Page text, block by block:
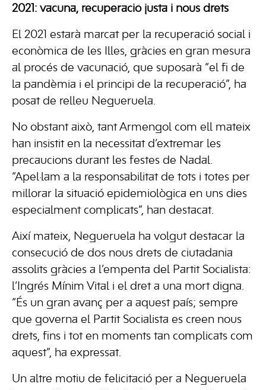
2021: vacuna, recuperació justa i nous drets
El 2021 estarà marcat per la recuperació social i
econòmica de les Illes, gràcies en gran mesura
al procés de vacunació, que suposarà “el fi de
la pandèmia i el principi de la recuperació”, ha
posat de relleu Negueruela.
No obstant això, tant Armengol com ell mateix
han insistit en la necessitat d’extremar les
precaucions durant les festes de Nadal.
“Apel·lam a la responsabilitat de tots i totes per
millorar la situació epidemiològica en uns dies
especialment complicats”, han destacat.
Així mateix, Negueruela ha volgut destacar la
consecució de dos nous drets de ciutadania
assolits gràcies a l’empenta del Partit Socialista:
l’Ingrés Mínim Vital i el dret a una mort digna.
“És un gran avanç per a aquest país; sempre
que governa el Partit Socialista es creen nous
drets, fins i tot en moments tan complicats com
aquest”, ha expressat.
Un altre motiu de felicitació per a Negueruela